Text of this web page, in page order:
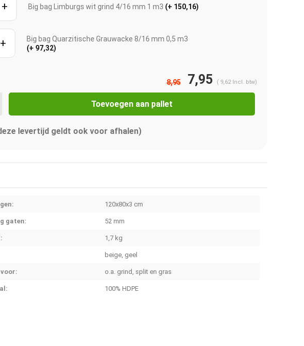
+ Big bag Limburgs wit grind 4/16 mm 1 m3 (+ 150,16)
+
Big bag Quarzitische Grauwacke 8/16 mm 0,5 m3
(+ 97,32)
8,95 7,95 ( 9,62 Incl. btw)
Toevoegen aan pallet
levertijd geldt ook voor afhalen)
120x80x3 cm
gaten: 52 mm
1,7 kg
beige, geel
o.a. grind, split en gras
100% HDPE